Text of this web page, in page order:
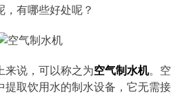
，有哪些好处呢？
来说，可以称之为空气制水机。空
提取饮用水的制水设备，它无需接